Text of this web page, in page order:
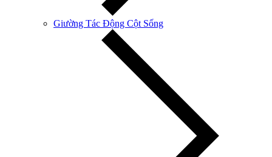
Giường Tác Động Cột Sống